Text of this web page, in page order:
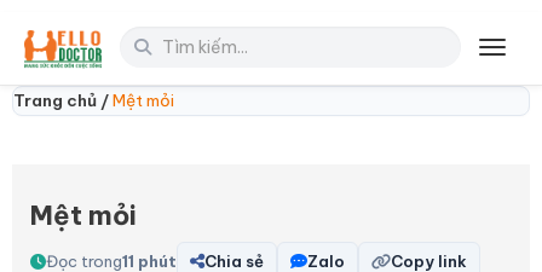
Trang chủ /Mệt mỏi
Mệt mỏi
Đọc trong11 phút Chia sẻ Zalo Copy link